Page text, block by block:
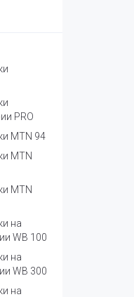
PRO
MTN 94
MTN
MTN
на
WB 100
на
WB 300
на